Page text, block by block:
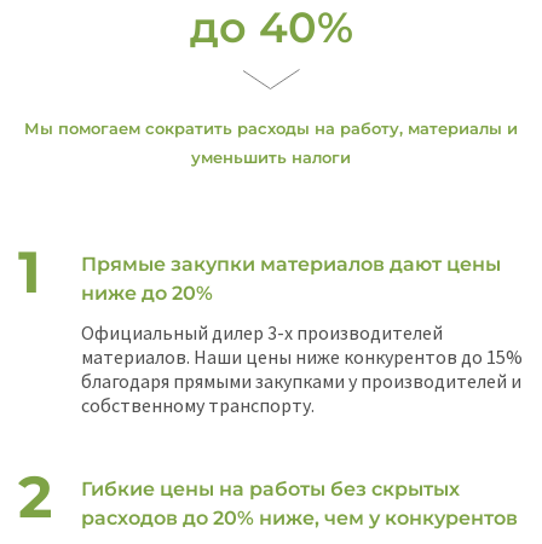
до 40%
Мы помогаем сократить расходы на работу, материалы и
уменьшить налоги
Прямые закупки материалов дают цены
ниже до 20%
Официальный дилер 3-х производителей
материалов. Наши цены ниже конкурентов до 15%
благодаря прямыми закупками у производителей и
собственному транспорту.
Гибкие цены на работы без скрытых
расходов до 20% ниже, чем у конкурентов